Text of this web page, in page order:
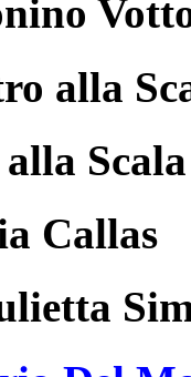
alla
Scala
Callas